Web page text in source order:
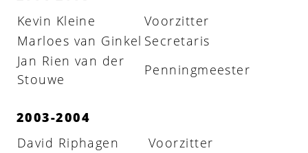
Kevin Kleine
Voorzitter
Marloes van Ginkel Secretaris
Jan Rien van der
Stouwe
Penningmeester
2003-2004
David Riphagen
Voorzitter